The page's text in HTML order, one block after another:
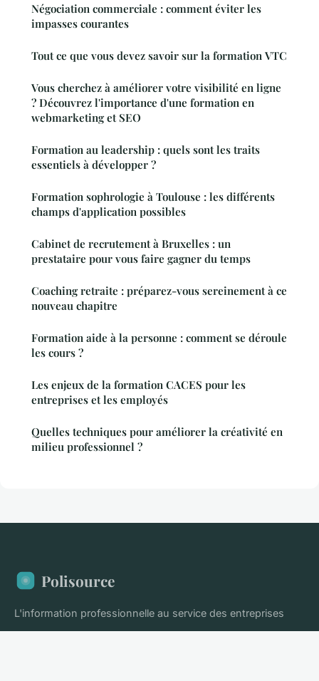
Négociation commerciale : comment éviter les
impasses courantes
Tout ce que vous devez savoir sur la formation VTC
Vous cherchez à améliorer votre visibilité en ligne
? Découvrez l'importance d'une formation en
webmarketing et SEO
Formation au leadership : quels sont les traits
essentiels à développer ?
Formation sophrologie à Toulouse : les différents
champs d'application possibles
Cabinet de recrutement à Bruxelles : un
prestataire pour vous faire gagner du temps
Coaching retraite : préparez-vous sereinement à ce
nouveau chapitre
Formation aide à la personne : comment se déroule
les cours ?
Les enjeux de la formation CACES pour les
entreprises et les employés
Quelles techniques pour améliorer la créativité en
milieu professionnel ?
Polisource
L'information professionnelle au service des entreprises